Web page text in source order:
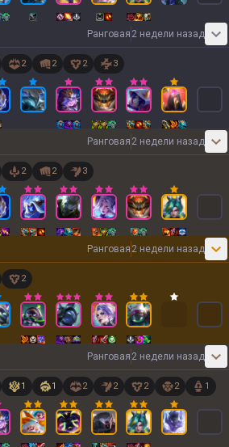
Ранговая 2 недели назад
2 2 2 3
Ранговая 2 недели назад
2 2 3
Ранговая 2 недели назад
2
Ранговая 2 недели назад
1 1 2 2 2 2 1